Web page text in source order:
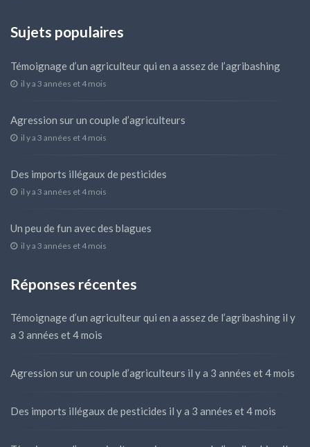
Sujets populaires
Témoignage d’un agriculteur qui en a assez de l’agribashing
il y a 3 années et 4 mois
Agression sur un couple d’agriculteurs
il y a 3 années et 4 mois
Des imports illégaux de pesticides
il y a 3 années et 4 mois
Un peu de fun avec des blagues
il y a 3 années et 4 mois
Réponses récentes
Témoignage d’un agriculteur qui en a assez de l’agribashing il y
a 3 années et 4 mois
Agression sur un couple d’agriculteurs il y a 3 années et 4 mois
Des imports illégaux de pesticides il y a 3 années et 4 mois